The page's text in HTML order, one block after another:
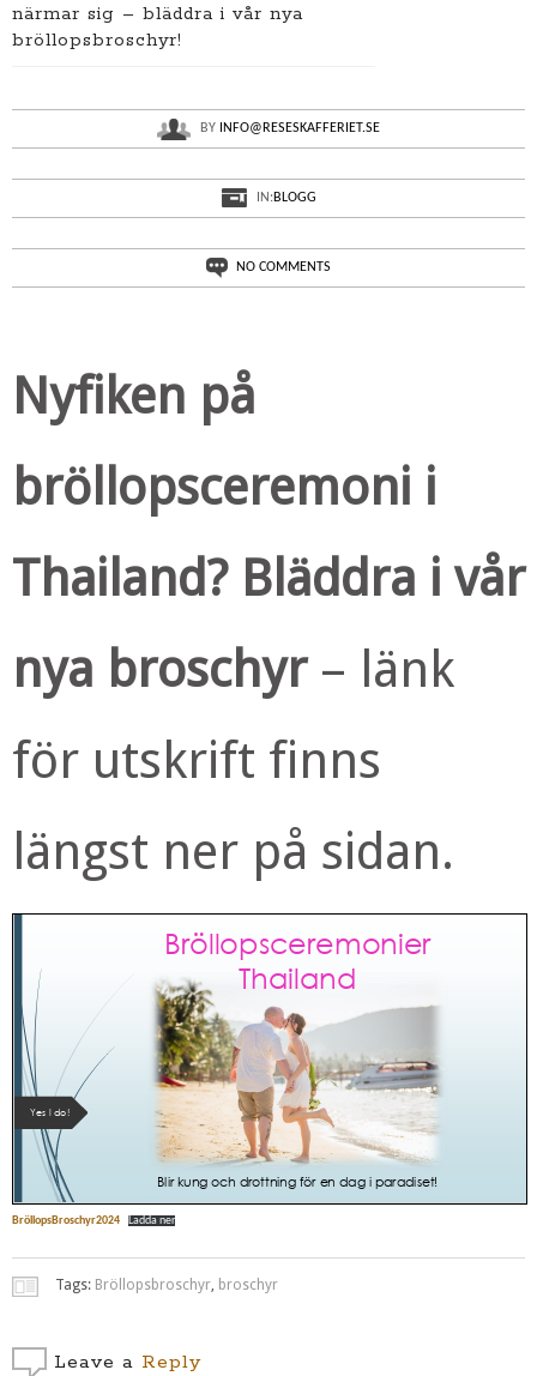
närmar sig – bläddra i vår nya
bröllopsbroschyr!
BY INFO@RESESKAFFERIET.SE
IN:BLOGG
NO COMMENTS
Nyfiken på
bröllopsceremoni i
Thailand? Bläddra i vår
nya broschyr– länk
för utskrift finns
längst ner på sidan.
BröllopsBroschyr2024 Ladda ner
Tags: Bröllopsbroschyr, broschyr
Leave a Reply